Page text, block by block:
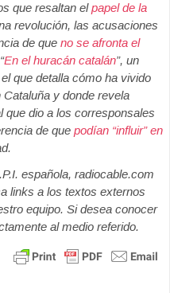
que resaltan elpapel de la
revolución, las acusaciones
de que no se afronta el
En el huracán catalán”, un
que detalla cómo ha vivido
y donde revela
que dio a los corresponsales
de que podían “influir” en
española, radiocable.com
links a los textos externos
equipo. Si desea conocer
al medio referido.